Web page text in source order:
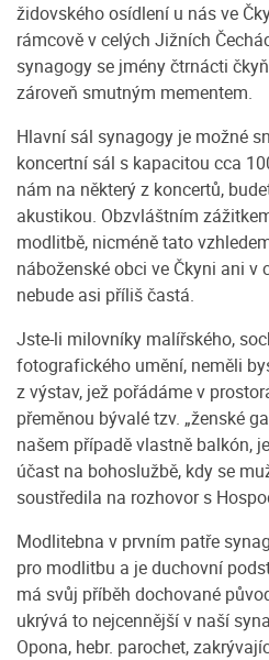
židovského osídlení u nás ve
rámcově v celých Jižních
synagogy se jmény čtrnácti
zároveň smutným mementem.
Hlavní sál synagogy je možné
koncertní sál s kapacitou cca
nám na některý z koncertů,
akustikou. Obzvláštním
modlitbě, nicméně tato
náboženské obci ve Čkyni ani v
nebude asi příliš častá.
Jste-li milovníky malířského,
fotografického umění, neměli
z výstav, jež pořádáme v
přeměnou bývalé tzv. „ženské
našem případě vlastně balkón,
účast na bohoslužbě, kdy se
soustředila na rozhovor s
Modlitebna v prvním patře
pro modlitbu a je duchovní
má svůj příběh dochované
ukrývá to nejcennější v naší
Opona, hebr. parochet,